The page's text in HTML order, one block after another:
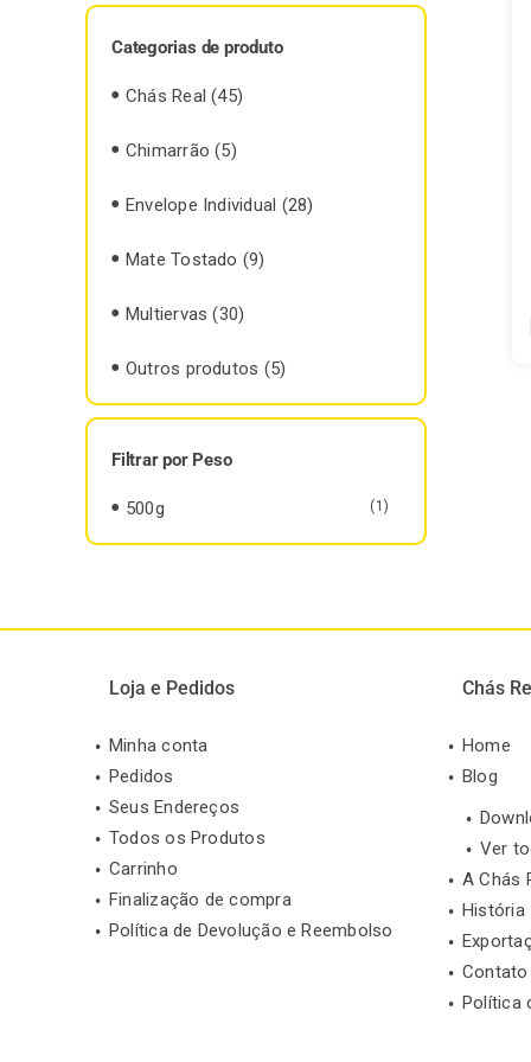
Categorias de produto
Chás Real (45)
Chimarrão (5)
Envelope Individual (28)
Mate Tostado (9)
Multiervas (30)
Outros produtos (5)
Filtrar por Peso
500g (1)
Loja e Pedidos
Minha conta
Pedidos
Seus Endereços
Todos os Produtos
Carrinho
Finalização de compra
Política de Devolução e Reembolso
Chás
Home
Blog
Ver
A Chás
História
Contato
Política